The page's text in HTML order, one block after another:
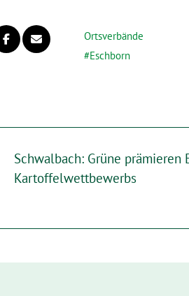
Ortsverbände
Eschborn
Schwalbach: Grüne prämieren
Kartoffelwettbewerbs